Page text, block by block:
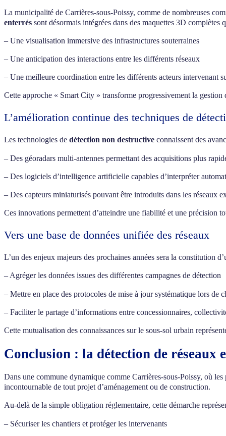
La municipalité de Carrières-sous-Poissy, comme de nombreuses
enterrés sont désormais intégrées dans des maquettes 3D complètes
– Une visualisation immersive des infrastructures souterraines
– Une anticipation des interactions entre les différents réseaux
– Une meilleure coordination entre les différents acteurs intervenant
Cette approche « Smart City » transforme progressivement la
L’amélioration continue des techniques de
Les technologies de détection non destructive connaissent des
– Des géoradars multi-antennes permettant des acquisitions plus
– Des logiciels d’intelligence artificielle capables d’interpréter
– Des capteurs miniaturisés pouvant être introduits dans les réseaux
Ces innovations permettent d’atteindre une fiabilité et une précision
Vers une base de données unifiée des réseaux
L’un des enjeux majeurs des prochaines années sera la constitution
– Agréger les données issues des différentes campagnes de détection
– Mettre en place des protocoles de mise à jour systématique lors de
– Faciliter le partage d’informations entre concessionnaires,
Cette mutualisation des connaissances sur le sous-sol urbain
Conclusion : la détection de réseaux
Dans une commune dynamique comme Carrières-sous-Poissy, où
incontournable de tout projet d’aménagement ou de construction.
Au-delà de la simple obligation réglementaire, cette démarche
– Sécuriser les chantiers et protéger les intervenants